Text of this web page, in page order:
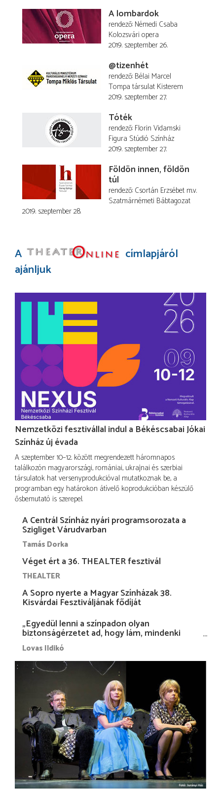
A lombardok
rendező Némedi Csaba
Kolozsvári opera
2019. szeptember 26.
@tizenhét
rendező Bélai Marcel
Tompa társulat Kisterem
2019. szeptember 27.
Tóték
rendező Florin Vidamski
Figura Stúdió Színház
2019. szeptember 27.
Földön innen, földön
túl
rendező Csortán Erzsébet m.v.
Szatmárnémeti Bábtagozat
2019. szeptember 28.
A
címlapjáról
ajánljuk
Nemzetközi fesztivállal indul a Békéscsabai Jókai
Színház új évada
A szeptember 10–12. között megrendezett háromnapos
találkozón magyarországi, romániai, ukrajnai és szerbiai
társulatok hat versenyprodukcióval mutatkoznak be, a
programban egy határokon átívelő koprodukcióban készülő
ősbemutató is szerepel.
A Centrál Színház nyári programsorozata a
Szigliget Várudvarban
Tamás Dorka
Véget ért a 36. THEALTER fesztivál
THEALTER
A Sopro nyerte a Magyar Színházak 38.
Kisvárdai Fesztiváljának fődíját
„Egyedül lenni a színpadon olyan
biztonságérzetet ad, hogy lám, mindenki
más nélkül is megvagyok magammal…”
Lovas Ildikó